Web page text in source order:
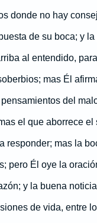
donde no hay
de su boca; y
al entendido,
mas Él
del
el que aborrece el
responder; mas la
pero Él oye la
y la buena
de vida, entre